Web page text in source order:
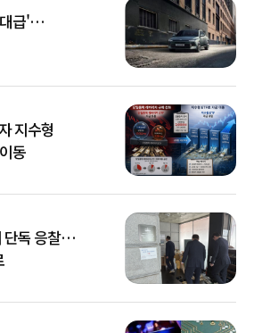
대급'…
지수형
동
단독 응찰…